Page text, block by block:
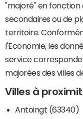
"majoré" en fonction
secondaires ou de
territoire.
l'Economie, les
service
majorées des villes
Villes à
Antoingt (63340)